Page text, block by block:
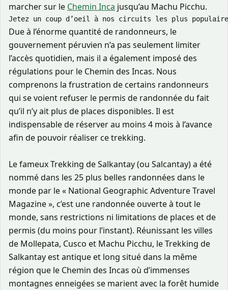
marcher sur le Chemin Inca jusqu’au Machu Picchu.
Jetez un coup d’oeil à nos circuits les plus
Due à l’énorme quantité de randonneurs, le
gouvernement péruvien n’a pas seulement limiter
l’accès quotidien, mais il a également imposé des
régulations pour le Chemin des Incas. Nous
comprenons la frustration de certains randonneurs
qui se voient refuser le permis de randonnée du fait
qu’il n’y ait plus de places disponibles. Il est
indispensable de réserver au moins 4 mois à l’avance
afin de pouvoir réaliser ce trekking.
Le fameux Trekking de Salkantay (ou Salcantay) a été
nommé dans les 25 plus belles randonnées dans le
monde par le « National Geographic Adventure Travel
Magazine », c’est une randonnée ouverte à tout le
monde, sans restrictions ni limitations de places et de
permis (du moins pour l’instant). Réunissant les villes
de Mollepata, Cusco et Machu Picchu, le Trekking de
Salkantay est antique et long situé dans la même
région que le Chemin des Incas où d’immenses
montagnes enneigées se marient avec la forêt humide